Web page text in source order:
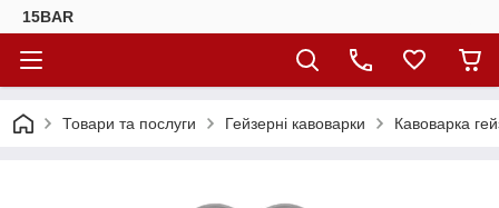
15BAR
Товари та послуги Гейзерні кавоварки Кавоварка